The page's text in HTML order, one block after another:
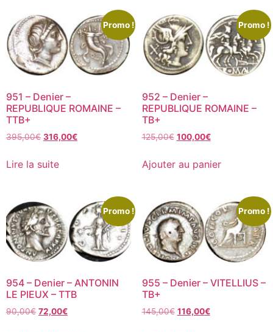
Promo !
951 – Denier –
REPUBLIQUE ROMAINE –
TTB+
395,00€ 316,00€
Lire la suite
Promo !
952 – Denier –
REPUBLIQUE ROMAINE –
TB+
125,00€ 100,00€
Ajouter au panier
Promo !
954 – Denier – ANTONIN
LE PIEUX – TTB
90,00€ 72,00€
Promo !
955 – Denier – VITELLIUS –
TB+
145,00€ 116,00€